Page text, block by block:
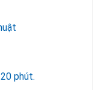
phút.